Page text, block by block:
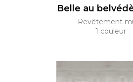
Belle au
Revêtement
1 couleur